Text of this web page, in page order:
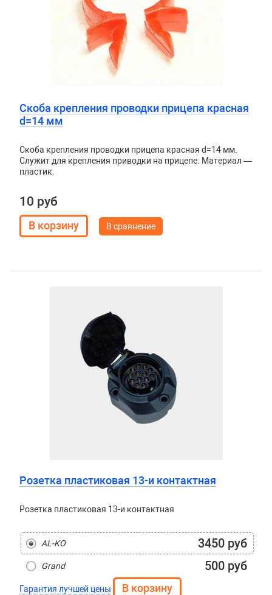
Скоба крепления проводки прицепа красная
d=14 мм
Скоба крепления проводки прицепа красная d=14 мм.
Служит для крепления приводки на прицепе. Материал —
пластик.
10 руб
В сравнение
Розетка пластиковая 13-и контактная
Розетка пластиковая 13-и контактная
AL-KO 3450 руб
Grand 500 руб
Гарантия лучшей цены